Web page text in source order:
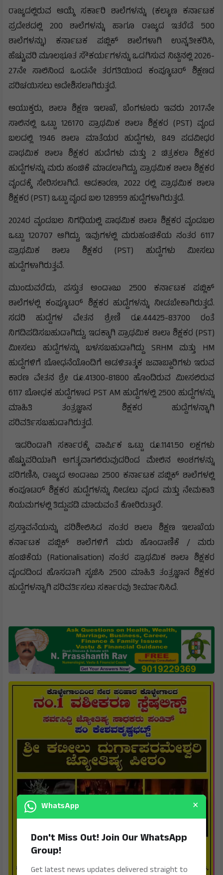
ರಾಜ್ಯದಲ್ಲಿರುವ ಆಯ್ಕೆ ಸರ್ಕಾರಿ ಶಾಲೆಗಳನ್ನು (ಕಲ್ಯಾಣ ಕರ್ನಾಟಕ
ಪ್ರದೇಶದಲ್ಲಿ 200 ಶಾಲೆಗಳನ್ನು ಹಾಗೂ ರಾಜ್ಯದ ಇತರೆಡೆ 500
ಶಾಲೆಗಳನ್ನು) ಕರ್ನಾಟಕ ಪಬ್ಲಿಕ್ ಶಾಲೆಗಳಾಗಿ ಉನ್ನತೀಕರಿಸಿ,
ಹೆಚ್ಚುವರಿ ಮೂಲಭೂತ ಸೌಕರ್ಯಗಳನ್ನು ಒದಗಿಸುವ ನಿಟ್ಟಿನಲ್ಲಿ 2026-
27ನೇ ಸಾಲಿನಿಂದ ಒಂದನೇ ತರಗತಿಯಿಂದ ಕಂಪ್ಯೂಟರ್ ಶಿಕ್ಷಣದ
ಪರಿಚಯಿಸಲು ಆದೇಶಿಸಲಾಗಿರುತ್ತದೆ.
ಆಯುಕ್ತರು, ಶಾಲಾ ಶಿಕ್ಷಣ ಇಲಾಖೆ, ಬೆಂಗಳೂರು ಇವರು 2017ನೇ
ಸಾಲಿನಲ್ಲಿ ಒಟ್ಟು 126170 ಪ್ರಾಥಮಿಕ ಶಾಲಾ ಶಿಕ್ಷಕರ (PST) ವೃಂದ
ಬಲದಲ್ಲಿ 1946 ಶಾಲಾ ಮಾತೆಯರ ಹುದ್ದೆಗಳು, 849 ಪದವೀಧರ
ಪಾಥಮಿಕ ಶಾಲಾ ಶಿಕ್ಷಕರ ಹುದೆಗಳು ಮತ್ತು 2 ಚಿತ್ರಕಲಾ ಶಿಕ್ಷಕರ
ಹುದ್ದೆಗಳನ್ನು ಮರು ಹಂಚಿಕೆ ಮಾಡಲಾಗಿದ್ದು, ಪ್ರಾಥಮಿಕ ಶಾಲಾ ಶಿಕ್ಷಕರ
ವೃಂದಕ್ಕೆ ಸೇರಿಸಲಾಗಿದೆ. ಆದಕಾರಣ, 2022 ರಲ್ಲಿ ಪ್ರಾಥಮಿಕ ಶಾಲಾ
ಶಿಕ್ಷಕರ (PST) ಒಟ್ಟು ವೃಂದ ಬಲ 128959 ಹುದ್ದೆಗಳಾಗಿರುತ್ತದೆ.
2024ರ ವೃಂದಬಲ ನಿಗಧಿಯಲ್ಲಿ ಪಾಥಮಿಕ ಶಾಲಾ ಶಿಕ್ಷಕರ ವೃಂದಬಲ
ಒಟ್ಟು 120707 ಆಗಿದ್ದು, ಇವುಗಳಲ್ಲಿ ಮರುಹಂಚಿಕೆಯ ನಂತರ 6117
ಪ್ರಾಥಮಿಕ ಶಾಲಾ ಶಿಕ್ಷಕರ (PST) ಹುದ್ದೆಗಳು ಮೀಸಲು
ಹುದ್ದೆಗಳಾಗಿರುತ್ತವೆ.
ಮುಂದುವರೆದು, ಪಸ್ತುತ ಅಂದಾಜು 2500 ಕರ್ನಾಟಕ ಪಬ್ಲಿಕ್
ಶಾಲೆಗಳಲ್ಲಿ ಕಂಪ್ಯೂಟರ್ ಶಿಕ್ಷಕರ ಹುದ್ದೆಗಳನ್ನು ನೀಡಬೇಕಾಗಿರುತ್ತದೆ.
ಸದರಿ ಹುದ್ದೆಗಳ ವೇತನ ಶ್ರೇಣಿ ರೂ.44425-83700 ರಂತೆ
ನಿಗದಿಪಡಿಸಬಹುದಾಗಿದ್ದು, ಇದಕ್ಕಾಗಿ ಪ್ರಾಥಮಿಕ ಶಾಲಾ ಶಿಕ್ಷಕರ (PST)
ಮೀಸಲು ಹುದ್ದೆಗಳನ್ನು ಬಳಸಬಹುದಾಗಿದ್ದು SRHM ಮತ್ತು HM
ಹುದ್ದೆಗಳಿಗೆ ಬೋಧನೆಯೊಂದಿಗೆ ಆಡಳಿತಾತ್ಮಕ ಜವಾಬ್ದಾರಿಗಳು ಇರುವ
ಕಾರಣ ವೇತನ ಶ್ರೇ ರೂ.41300-81800 ಹೊಂದಿರುವ ಮೀಸಲಿರುವ
6117 ಬೋಧಕ ಹುದ್ದೆಗಳಾದ PST AM ಹುದ್ದೆಗಳಲ್ಲಿ 2500 ಹುದ್ದೆಗಳನ್ನು
ಮಾಹಿತಿ ತಂತ್ರಜ್ಞಾನ ಶಿಕ್ಷಕರ ಹುದ್ದೆಗಳನ್ನಾಗಿ
ಪರಿವರ್ತಿಸಬಹುದಾಗಿರುತ್ತದೆ.
ಇದರಿಂದಾಗಿ ಸರ್ಕಾರಕ್ಕೆ ವಾರ್ಷಿಕ ಒಟ್ಟು ರೂ.1141.50 ಲಕ್ಷಗಳು
ಹೆಚ್ಚುವರಿಯಾಗಿ ಅಗತ್ಯವಾಗಲಿರುವುದರಿಂದ ಮೇಲಿನ ಅಂಶಗಳನ್ನು
ಪರಿಗಣಿಸಿ, ರಾಜ್ಯದ ಅಂದಾಜು 2500 ಕರ್ನಾಟಕ ಪಬ್ಲಿಕ್ ಶಾಲೆಗಳಲ್ಲಿ
ಕಂಪೂಟರ್ ಶಿಕ್ಷಕರ ಹುದ್ದೆಗಳನ್ನು ನೀಡಲು ವೃಂದ ಮತ್ತು ನೇಮಕಾತಿ
ನಿಯಮಗಳಲ್ಲಿ ತಿದ್ದುಪಡಿ ಮಾಡುವಂತೆ ಕೋರಿರುತ್ತಾರೆ.
ಪ್ರಸ್ತಾವನೆಯನ್ನು ಪರಿಶೀಲಿಸಿದ ನಂತರ ಶಾಲಾ ಶಿಕ್ಷಣ ಇಲಾಖೆಯ
ಕರ್ನಾಟಕ ಪಬ್ಲಿಕ್ ಶಾಲೆಗಳಿಗೆ ಮರು ಹೊಂದಾಣಿಕೆ / ಮರು
ಹಂಚಿಕೆಯ (Rationalisation) ನಂತರ ಪ್ರಾಥಮಿಕ ಶಾಲಾ ಶಿಕ್ಷಕರ
ವೃಂದದಿಂದ ಹೊಸದಾಗಿ ಸೃಜಿಸಿ 2500 ಮಾಹಿತಿ ತಂತ್ರಜ್ಞಾನ ಶಿಕ್ಷಕರ
ಹುದ್ದೆಗಳನ್ನಾಗಿ ಪರಿವರ್ತಿಸಲು ಸರ್ಕಾರವು ತೀರ್ಮಾನಿಸಿದೆ.
WhatsApp ×
Don't Miss Out! Join Our WhatsApp
Group!
Get latest news updates delivered straight to